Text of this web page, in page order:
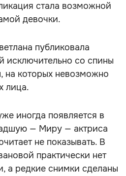
стала возможной
девочки.
публиковала
исключительно со спины
на которых невозможно
лица.
иногда появляется в
— Миру — актриса
не показывать. В
практически нет
а редкие снимки сделаны